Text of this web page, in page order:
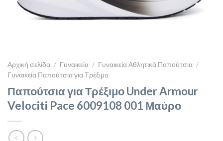
Αρχική σελίδα / Γυναικεία / Γυναικεία Αθλητικά Παπούτσια /
Γυναικεία Παπούτσια για Τρέξιμο
Παπούτσια για Τρέξιμο Under Armour
Velociti Pace 6009108 001 Μαύρο